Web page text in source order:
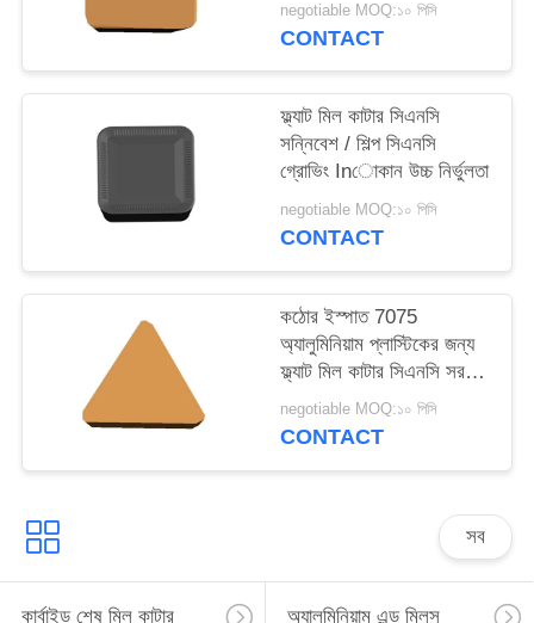
PRIVACY
POLICY
negotiable MOQ:১০ পিসি
CONTACT
ফ্ল্যাট মিল কাটার সিএনসি
সন্নিবেশ / শিল্প সিএনসি
গ্রোভিং Inোকান উচ্চ নির্ভুলতা
negotiable MOQ:১০ পিসি
CONTACT
কঠোর ইস্পাত 7075
অ্যালুমিনিয়াম প্লাস্টিকের জন্য
ফ্ল্যাট মিল কাটার সিএনসি সরঞ্জাম
প্রবেশ করান
negotiable MOQ:১০ পিসি
CONTACT
সব
কার্বাইড শেষ মিল কাটার অ্যালুমিনিয়াম এন্ড মিলস